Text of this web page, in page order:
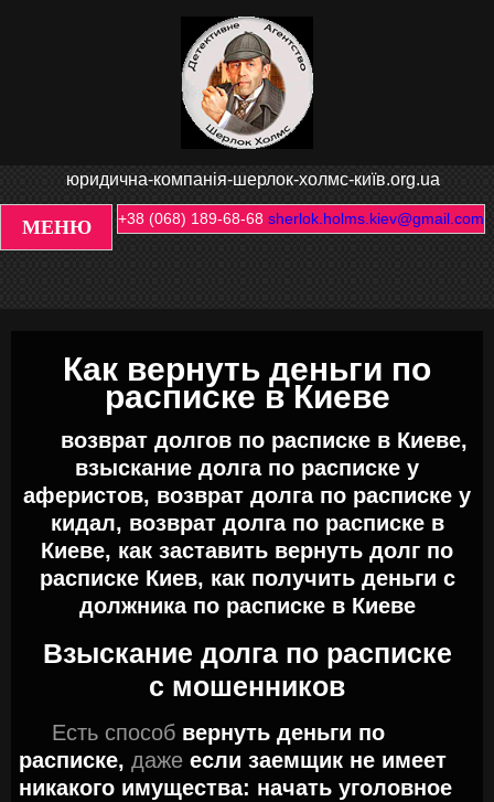
юридична-компанія-шерлок-холмс-київ.org.ua
МЕНЮ +38 (068) 189-68-68 sherlok.holms.kiev@gmail.com
Как вернуть деньги по
расписке в Киеве
возврат долгов по расписке в Киеве,
взыскание долга по расписке у
аферистов, возврат долга по расписке у
кидал, возврат долга по расписке в
Киеве, как заставить вернуть долг по
расписке Киев, как получить деньги с
должника по расписке в Киеве
Взыскание долга по расписке
с мошенников
Есть способ вернуть деньги по
расписке, даже если заемщик не имеет
никакого имущества: начать уголовное